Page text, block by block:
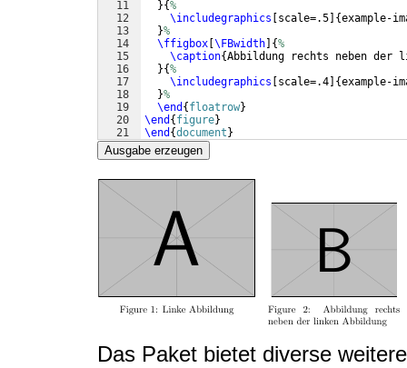
11
12
13
14
15
16
17
18
19
20
21
}{%
\includegraphics
scale=.5 {example-
}%
\ffigbox \FBwidth {%
\caption{Abbildung rechts neben der
}{%
\includegraphics
scale=.4 {example-
}%
\end { floatrow}
\end { figure}
\end {document }
Ausgabe erzeugen
Das Paket bietet diverse